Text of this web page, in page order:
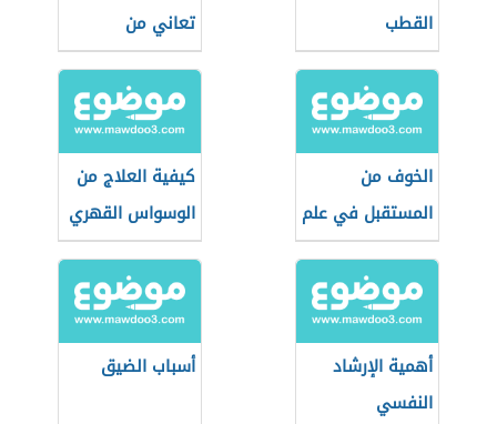
القطب
تعاني من
الاكتئاب
الخوف من
المستقبل في علم
النفس
كيفية العلاج من
الوسواس القهري
أهمية الإرشاد
النفسي
أسباب الضيق